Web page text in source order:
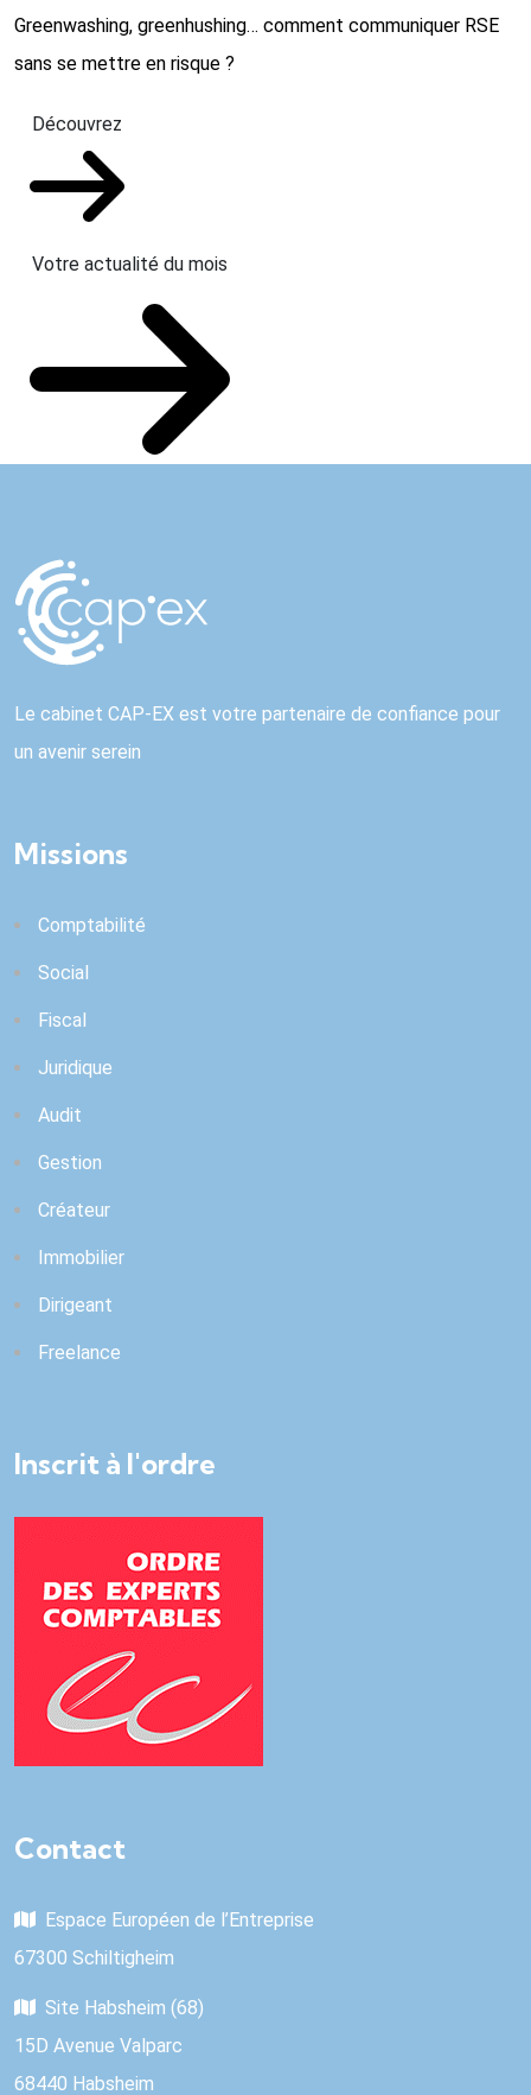
Greenwashing, greenhushing… comment communiquer RSE
sans se mettre en risque ?
Découvrez
Votre actualité du mois
Le cabinet CAP-EX est votre partenaire de confiance pour
un avenir serein
Missions
Comptabilité
Social
Fiscal
Juridique
Audit
Gestion
Créateur
Immobilier
Dirigeant
Freelance
Inscrit à l'ordre
Contact
Espace Européen de l’Entreprise
67300 Schiltigheim
Site Habsheim (68)
15D Avenue Valparc
68440 Habsheim